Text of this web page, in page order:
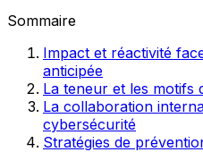
Sommaire
Impact et réactivité
anticipée
La teneur et les motifs
La collaboration
cybersécurité
Stratégies de